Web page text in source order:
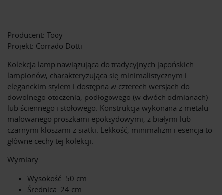
Producent: Tooy
Projekt: Corrado Dotti
Kolekcja lamp nawiązująca do tradycyjnych japońskich
lampionów, charakteryzująca się minimalistycznym i
eleganckim stylem i dostępna w czterech wersjach do
dowolnego otoczenia, podłogowego (w dwóch odmianach)
lub ściennego i stołowego. Konstrukcja wykonana z metalu
malowanego proszkami epoksydowymi, z białymi lub
czarnymi kloszami z siatki. Lekkość, minimalizm i esencja to
główne cechy tej kolekcji.
Wymiary:
Wysokość: 50 cm
Średnica: 24 cm